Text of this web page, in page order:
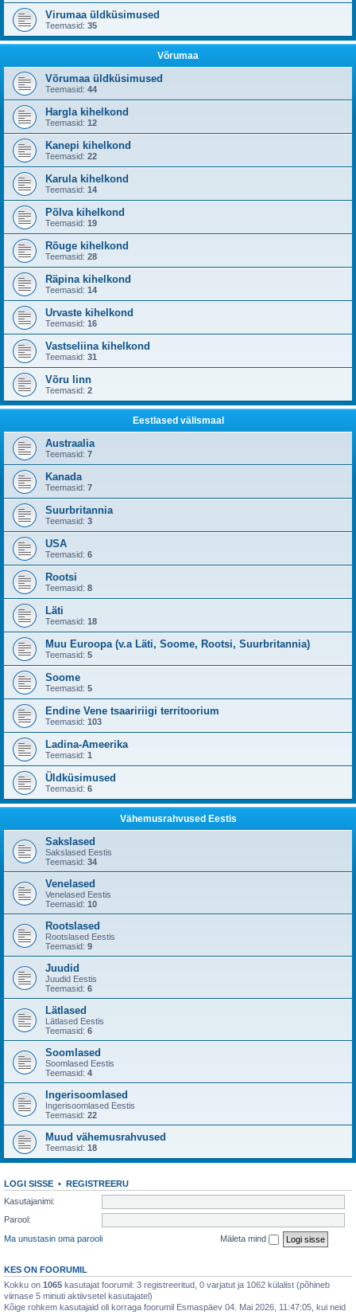
Virumaa üldküsimused
Teemasid: 35
Võrumaa
Võrumaa üldküsimused
Teemasid: 44
Hargla kihelkond
Teemasid: 12
Kanepi kihelkond
Teemasid: 22
Karula kihelkond
Teemasid: 14
Põlva kihelkond
Teemasid: 19
Rõuge kihelkond
Teemasid: 28
Räpina kihelkond
Teemasid: 14
Urvaste kihelkond
Teemasid: 16
Vastseliina kihelkond
Teemasid: 31
Võru linn
Teemasid: 2
Eestlased välismaal
Austraalia
Teemasid: 7
Kanada
Teemasid: 7
Suurbritannia
Teemasid: 3
USA
Teemasid: 6
Rootsi
Teemasid: 8
Läti
Teemasid: 18
Muu Euroopa (v.a Läti, Soome, Rootsi, Suurbritannia)
Teemasid: 5
Soome
Teemasid: 5
Endine Vene tsaaririigi territoorium
Teemasid: 103
Ladina-Ameerika
Teemasid: 1
Üldküsimused
Teemasid: 6
Vähemusrahvused Eestis
Sakslased
Sakslased Eestis
Teemasid: 34
Venelased
Venelased Eestis
Teemasid: 10
Rootslased
Rootslased Eestis
Teemasid: 9
Juudid
Juudid Eestis
Teemasid: 6
Lätlased
Lätlased Eestis
Teemasid: 6
Soomlased
Soomlased Eestis
Teemasid: 4
Ingerisoomlased
Ingerisoomlased Eestis
Teemasid: 22
Muud vähemusrahvused
Teemasid: 18
LOGI SISSE • REGISTREERU
Kasutajanimi:
Parool:
Ma unustasin oma parooli
Mäleta mind
KES ON FOORUMIL
Kokku on 1065 kasutajat foorumil: 3 registreeritud, 0 varjatut ja 1062 külalist (põhineb
viimase 5 minuti aktiivsetel kasutajatel)
Kõige rohkem kasutajaid oli korraga foorumil Esmaspäev 04. Mai 2026, 11:47:05, kui neid